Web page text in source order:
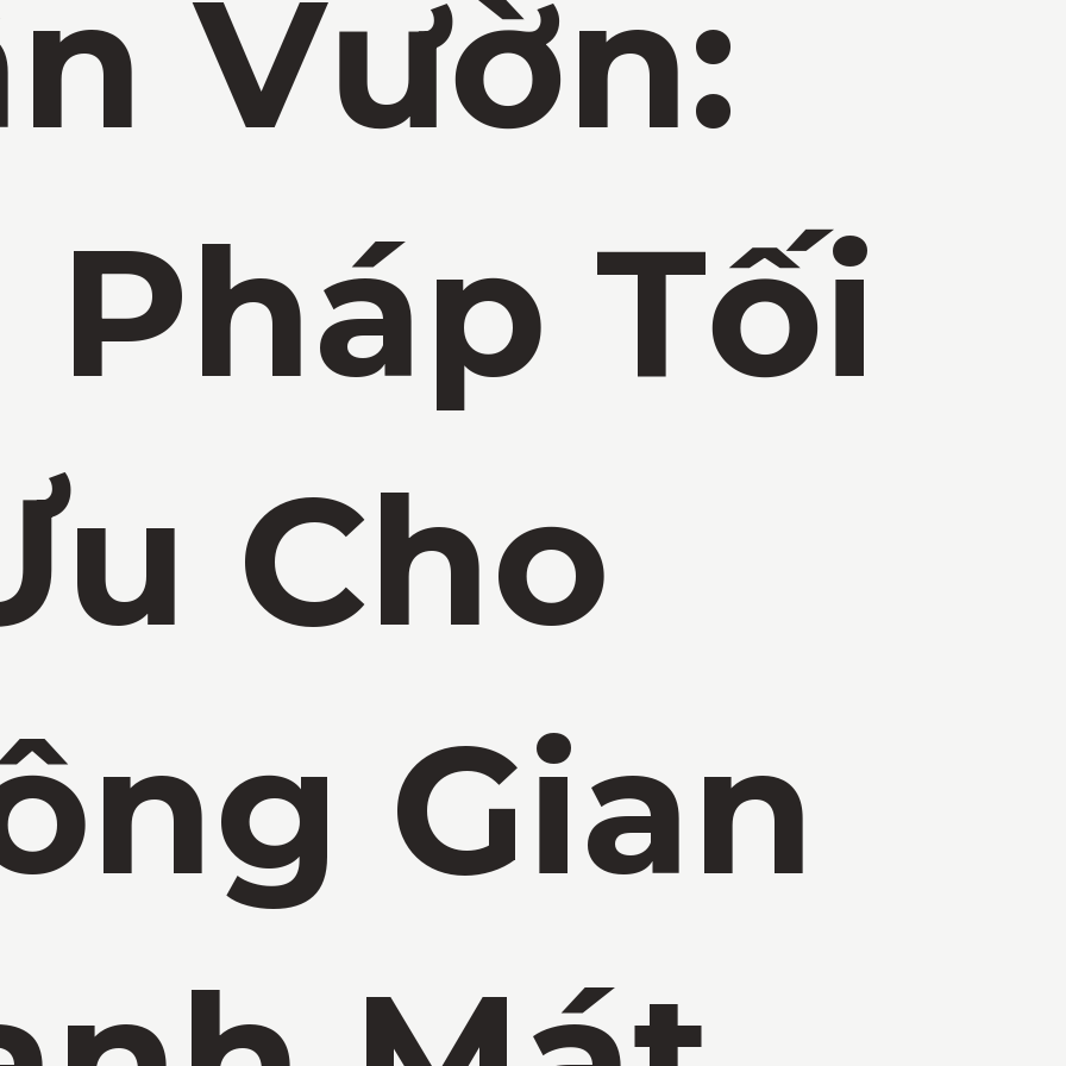
Vườn:
Pháp Tối
Cho
Gian